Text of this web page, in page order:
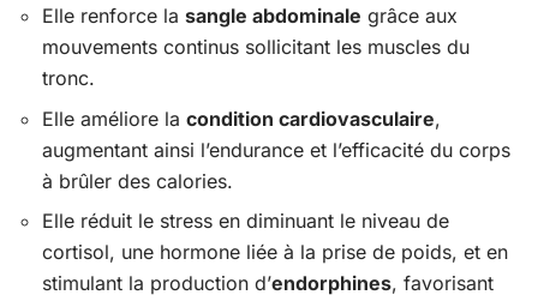
Elle renforce la sangle abdominale grâce aux
mouvements continus sollicitant les muscles du
tronc.
Elle améliore la condition cardiovasculaire,
augmentant ainsi l’endurance et l’efficacité du corps
à brûler des calories.
Elle réduit le stress en diminuant le niveau de
cortisol, une hormone liée à la prise de poids, et en
stimulant la production d’endorphines, favorisant